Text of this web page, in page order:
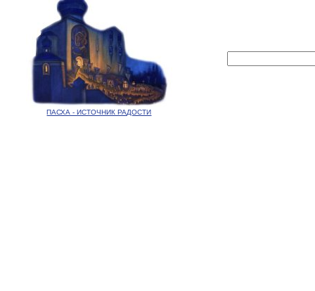
ПАСХА - ИСТОЧНИК РАДОСТИ